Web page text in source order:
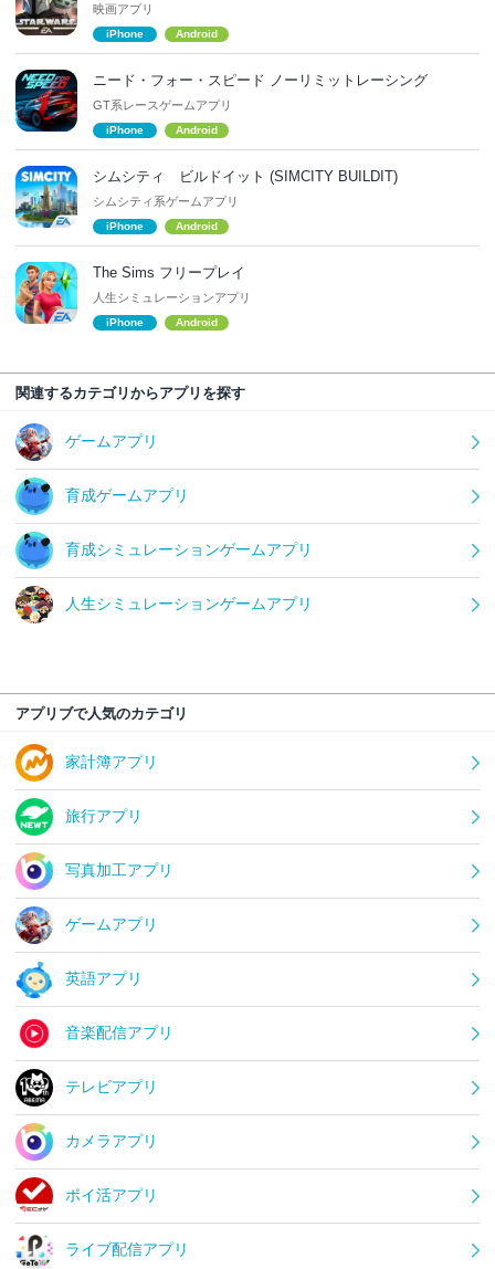
映画アプリ
iPhone Android
ニード・フォー・スピード ノーリミットレーシング
GT系レースゲームアプリ
iPhone Android
シムシティ ビルドイット (SIMCITY BUILDIT)
シムシティ系ゲームアプリ
iPhone Android
The Sims フリープレイ
人生シミュレーションアプリ
iPhone Android
関連するカテゴリからアプリを探す
ゲームアプリ
育成ゲームアプリ
育成シミュレーションゲームアプリ
人生シミュレーションゲームアプリ
アプリブで人気のカテゴリ
家計簿アプリ
旅行アプリ
写真加工アプリ
ゲームアプリ
英語アプリ
音楽配信アプリ
テレビアプリ
カメラアプリ
ポイ活アプリ
ライブ配信アプリ